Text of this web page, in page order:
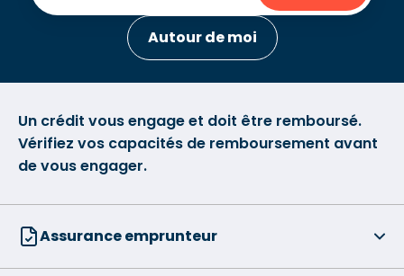
Autour de moi
Un crédit vous engage et doit être remboursé.
Vérifiez vos capacités de remboursement avant
de vous engager.
Assurance emprunteur